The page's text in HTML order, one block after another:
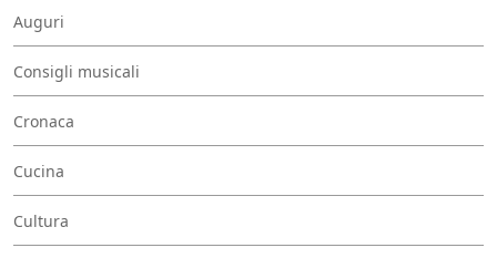
Auguri
Consigli musicali
Cronaca
Cucina
Cultura